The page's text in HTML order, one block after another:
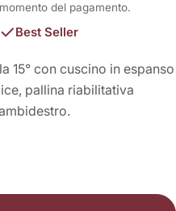
del pagamento.
Best Seller
15° con cuscino in espanso
pallina riabilitativa